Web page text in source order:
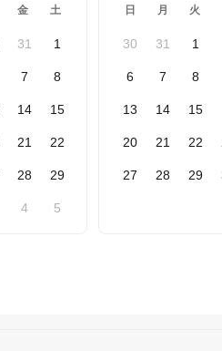
金 土
31 1
7 8
14 15
21 22
28 29
4 5
日 月 火
30 31 1
6 7 8
13 14 15
20 21 22
27 28 29